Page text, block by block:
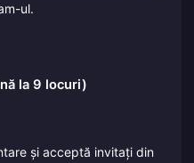
ul.
la 9 locuri)
și acceptă invitați din